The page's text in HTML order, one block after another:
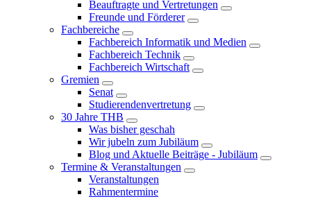
Beauftragte und Vertretungen
Freunde und Förderer
Fachbereiche
Fachbereich Informatik und Medien
Fachbereich Technik
Fachbereich Wirtschaft
Gremien
Senat
Studierendenvertretung
30 Jahre THB
Was bisher geschah
Wir jubeln zum Jubiläum
Blog und Aktuelle Beiträge - Jubiläum
Termine & Veranstaltungen
Veranstaltungen
Rahmentermine